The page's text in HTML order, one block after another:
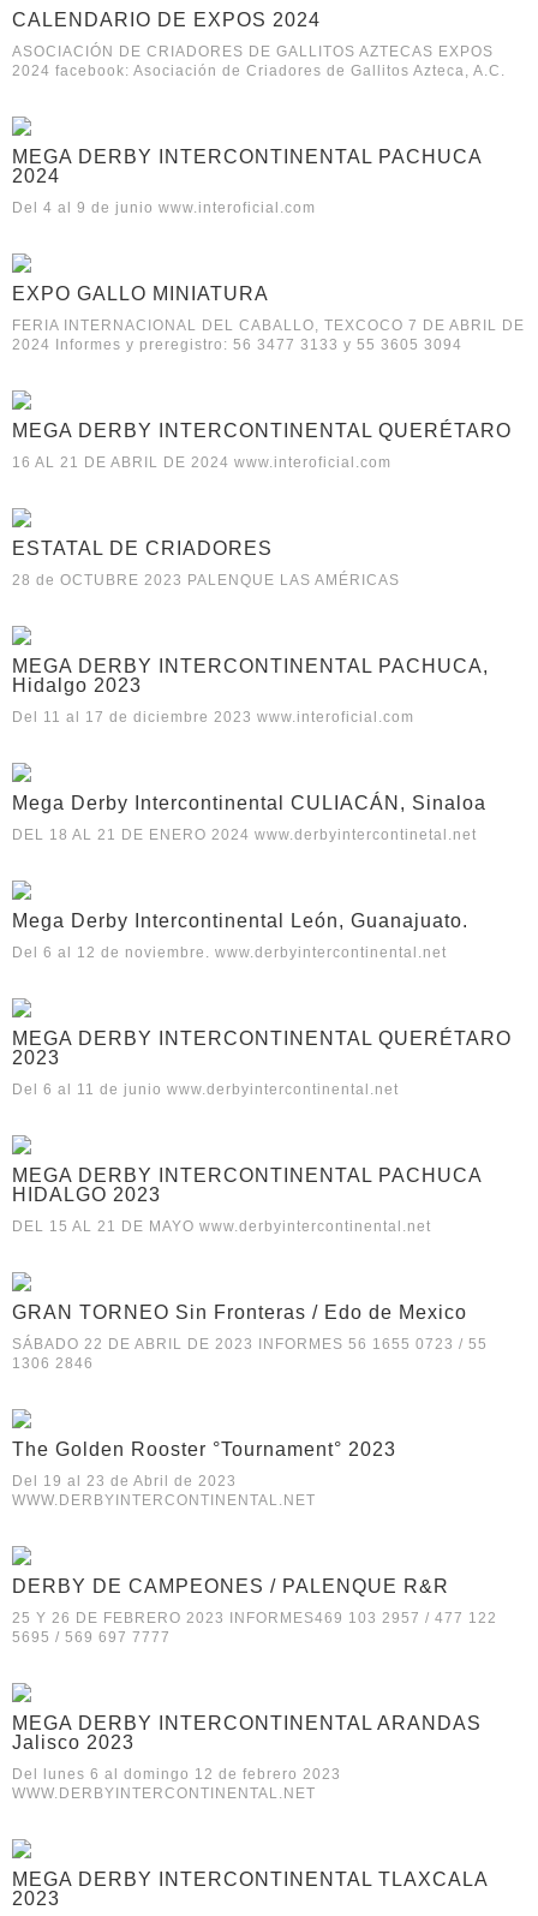
CALENDARIO DE EXPOS 2024
ASOCIACIÓN DE CRIADORES DE GALLITOS AZTECAS EXPOS
2024 facebook: Asociación de Criadores de Gallitos Azteca, A.C.
MEGA DERBY INTERCONTINENTAL PACHUCA
2024
Del 4 al 9 de junio www.interoficial.com
EXPO GALLO MINIATURA
FERIA INTERNACIONAL DEL CABALLO, TEXCOCO 7 DE ABRIL DE
2024 Informes y preregistro: 56 3477 3133 y 55 3605 3094
MEGA DERBY INTERCONTINENTAL QUERÉTARO
16 AL 21 DE ABRIL DE 2024 www.interoficial.com
ESTATAL DE CRIADORES
28 de OCTUBRE 2023 PALENQUE LAS AMÉRICAS
MEGA DERBY INTERCONTINENTAL PACHUCA,
Hidalgo 2023
Del 11 al 17 de diciembre 2023 www.interoficial.com
Mega Derby Intercontinental CULIACÁN, Sinaloa
DEL 18 AL 21 DE ENERO 2024 www.derbyintercontinetal.net
Mega Derby Intercontinental León, Guanajuato.
Del 6 al 12 de noviembre. www.derbyintercontinental.net
MEGA DERBY INTERCONTINENTAL QUERÉTARO
2023
Del 6 al 11 de junio www.derbyintercontinental.net
MEGA DERBY INTERCONTINENTAL PACHUCA
HIDALGO 2023
DEL 15 AL 21 DE MAYO www.derbyintercontinental.net
GRAN TORNEO Sin Fronteras / Edo de Mexico
SÁBADO 22 DE ABRIL DE 2023 INFORMES 56 1655 0723 / 55
1306 2846
The Golden Rooster °Tournament° 2023
Del 19 al 23 de Abril de 2023
WWW.DERBYINTERCONTINENTAL.NET
DERBY DE CAMPEONES / PALENQUE R&R
25 Y 26 DE FEBRERO 2023 INFORMES469 103 2957 / 477 122
5695 / 569 697 7777
MEGA DERBY INTERCONTINENTAL ARANDAS
Jalisco 2023
Del lunes 6 al domingo 12 de febrero 2023
WWW.DERBYINTERCONTINENTAL.NET
MEGA DERBY INTERCONTINENTAL TLAXCALA
2023